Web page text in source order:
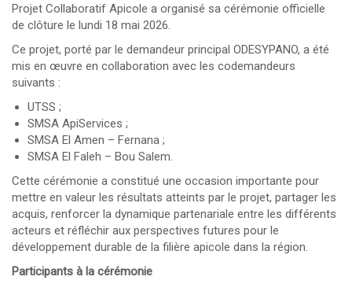
Projet Collaboratif Apicole a organisé sa cérémonie officielle
de clôture le lundi 18 mai 2026.
Ce projet, porté par le demandeur principal ODESYPANO, a été
mis en œuvre en collaboration avec les codemandeurs
suivants :
UTSS ;
SMSA ApiServices ;
SMSA El Amen – Fernana ;
SMSA El Faleh – Bou Salem.
Cette cérémonie a constitué une occasion importante pour
mettre en valeur les résultats atteints par le projet, partager les
acquis, renforcer la dynamique partenariale entre les différents
acteurs et réfléchir aux perspectives futures pour le
développement durable de la filière apicole dans la région.
Participants à la cérémonie